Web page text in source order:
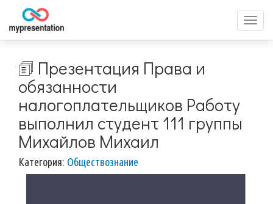
меню
🗊 Презентация Права и
обязанности
налогоплательщиков Работу
выполнил студент 111 группы
Михайлов Михаил
Категория: Обществознание